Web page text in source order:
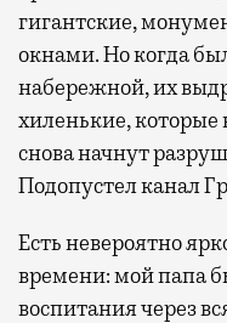
гигантские,
окнами. Но когда
набережной, их
хиленькие,
снова начнут
Подопустел канал
Есть невероятно
времени: мой папа
воспитания через